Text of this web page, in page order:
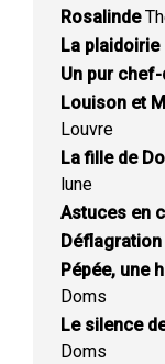
Rosalinde
La
Un pur
Louison et
Louvre
La fille de
lune
Astuces en
Déflagration
Pépée, une
Doms
Le silence
Doms